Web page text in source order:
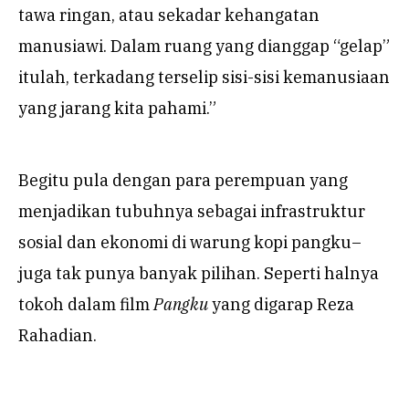
tawa ringan, atau sekadar kehangatan
manusiawi. Dalam ruang yang dianggap “gelap”
itulah, terkadang terselip sisi-sisi kemanusiaan
yang jarang kita pahami.”
Begitu pula dengan para perempuan yang
menjadikan tubuhnya sebagai infrastruktur
sosial dan ekonomi di warung kopi pangku–
juga tak punya banyak pilihan. Seperti halnya
tokoh dalam filmPangkuyang digarap Reza
Rahadian.